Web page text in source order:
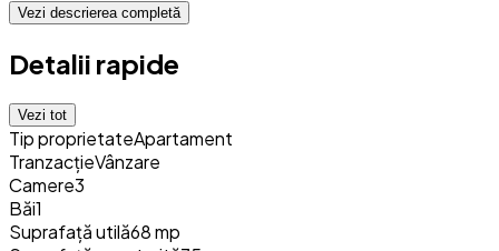
Vezi descrierea completă
Detalii rapide
Vezi tot
Tip proprietateApartament
TranzacțieVânzare
Camere3
Băi1
Suprafață utilă68 mp